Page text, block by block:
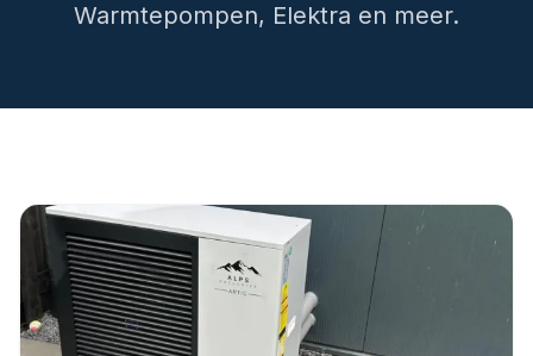
Warmtepompen, Elektra en meer.